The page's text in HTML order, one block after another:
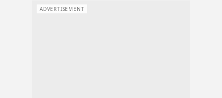
ADVERTISEMENT